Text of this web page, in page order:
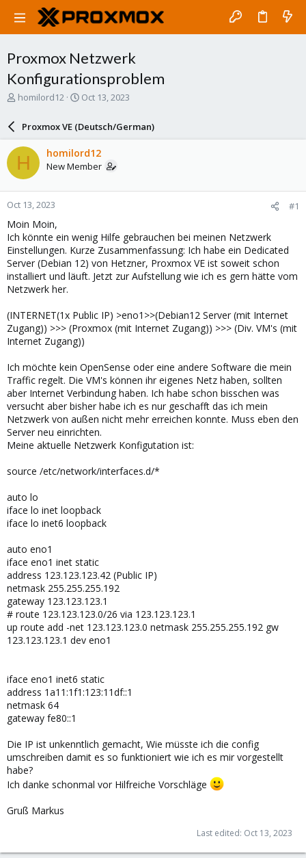
Proxmox Netzwerk
Konfigurationsproblem
T
a
d
s
t
a
r
t
e
r
homilord12
S
a
r
d
a
e
Oct 13, 2023
Proxmox VE (Deutsch/German)
H homilord12
New Member
Oct 13, 2023 #1
Moin Moin,
Ich könnte ein wenig Hilfe gebrauchen bei meinen Netzwerk
Einstellungen. Kurze Zusammenfassung: Ich habe ein Dedicated
Server (Debian 12) von Hetzner, Proxmox VE ist soweit schon
installiert und läuft. Jetzt zur Aufstellung wie ich es gern hätte vom
Netzwerk her.
(INTERNET(1x Public IP) >eno1>>(Debian12 Server (mit Internet
Zugang)) >>> (Proxmox (mit Internet Zugang)) >>> (Div. VM's (mit
Internet Zugang))
Ich möchte kein OpenSense oder eine andere Software die mein
Traffic regelt. Die VM's können ihr eigenes Netz haben, sollten
aber Internet Verbindung haben. Ich habe schon bisschen was
versucht aber bisher habe ich es nur geschafft das ich mein
Netzwerk von außen nicht mehr erreichen konnte. Muss eben den
Server neu einrichten.
Meine aktuelle Netzwerk Konfigutation ist:
source /etc/network/interfaces.d/*
auto lo
iface lo inet loopback
iface lo inet6 loopback
auto eno1
iface eno1 inet static
address 123.123.123.42 (Public IP)
netmask 255.255.255.192
gateway 123.123.123.1
# route 123.123.123.0/26 via 123.123.123.1
up route add -net 123.123.123.0 netmask 255.255.255.192 gw
123.123.123.1 dev eno1
iface eno1 inet6 static
address 1a11:1f1:123:11df::1
netmask 64
gateway fe80::1
Die IP ist unkenntlich gemacht, Wie müsste ich die config
umschreiben damit es so funktioniert wie ich es mir vorgestellt
habe?
Ich danke schonmal vor Hilfreiche Vorschläge
Gruß Markus
Last edited: Oct 13, 2023